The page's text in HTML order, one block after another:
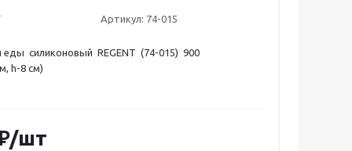
Артикул: 74-015
еды силиконовый REGENT (74-015) 900
h-8 см)
/шт